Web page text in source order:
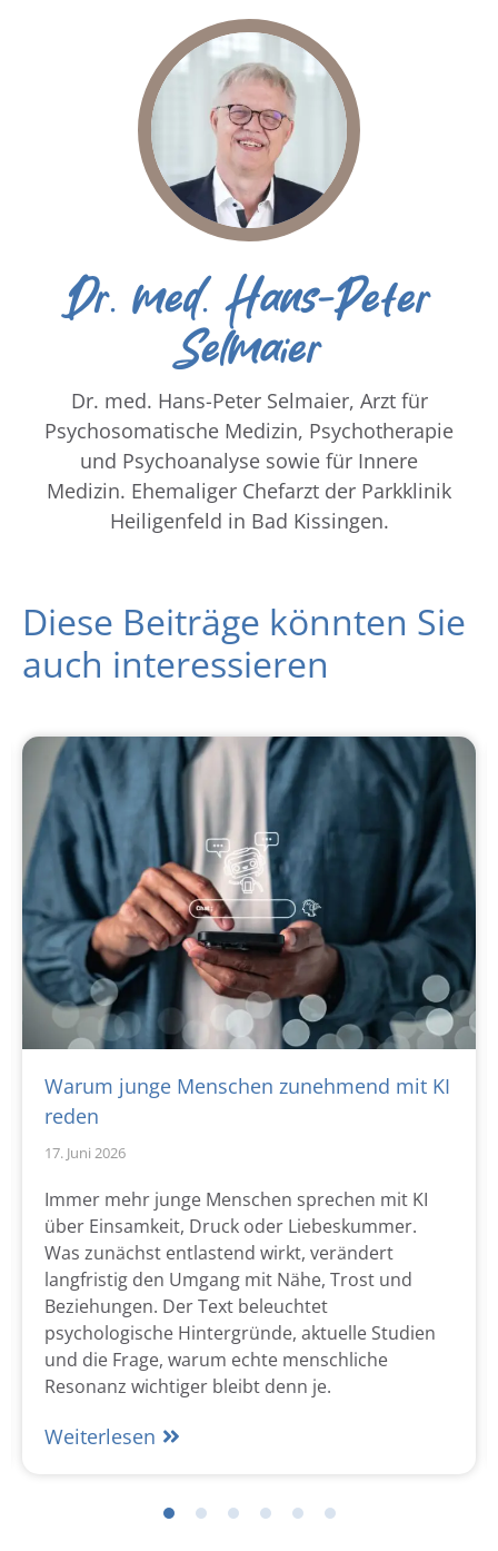
Dr. med. Hans-Peter
Selmaier
Dr. med. Hans-Peter Selmaier, Arzt für
Psychosomatische Medizin, Psychotherapie
und Psychoanalyse sowie für Innere
Medizin. Ehemaliger Chefarzt der Parkklinik
Heiligenfeld in Bad Kissingen.
Diese Beiträge könnten Sie
auch interessieren
Warum junge Menschen zunehmend mit KI
reden
17. Juni 2026
Immer mehr junge Menschen sprechen mit KI
über Einsamkeit, Druck oder Liebeskummer.
Was zunächst entlastend wirkt, verändert
langfristig den Umgang mit Nähe, Trost und
Beziehungen. Der Text beleuchtet
psychologische Hintergründe, aktuelle Studien
und die Frage, warum echte menschliche
Resonanz wichtiger bleibt denn je.
Weiterlesen